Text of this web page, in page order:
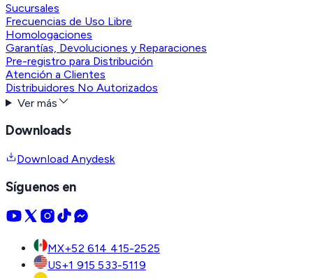
Sucursales
Frecuencias de Uso Libre
Homologaciones
Garantías, Devoluciones y Reparaciones
Pre-registro para Distribución
Atención a Clientes
Distribuidores No Autorizados
Ver más
Downloads
Download Anydesk
Síguenos en
MX+52 614 415-2525
US+1 915 533-5119